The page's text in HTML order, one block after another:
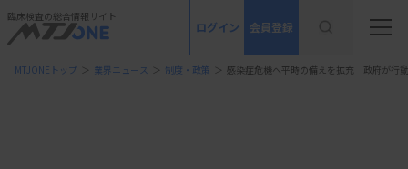
臨床検査の総合情報サイト
ログイン 会員登録
MTJONEトップ ＞ 業界ニュース ＞ 制度・政策 ＞ 感染症危機へ平時の備えを拡充 政府が行